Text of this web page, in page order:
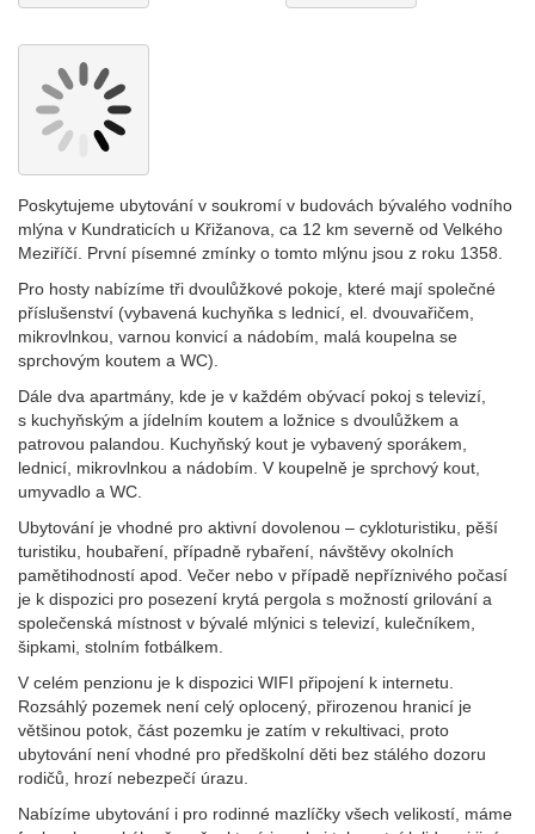
Poskytujeme ubytování v soukromí v budovách bývalého vodního
mlýna v Kundraticích u Křižanova, ca 12 km severně od Velkého
Meziříčí. První písemné zmínky o tomto mlýnu jsou z roku 1358.
Pro hosty nabízíme tři dvoulůžkové pokoje, které mají společné
příslušenství (vybavená kuchyňka s lednicí, el. dvouvařičem,
mikrovlnkou, varnou konvicí a nádobím, malá koupelna se
sprchovým koutem a WC).
Dále dva apartmány, kde je v každém obývací pokoj s televizí,
s kuchyňským a jídelním koutem a ložnice s dvoulůžkem a
patrovou palandou. Kuchyňský kout je vybavený sporákem,
lednicí, mikrovlnkou a nádobím. V koupelně je sprchový kout,
umyvadlo a WC.
Ubytování je vhodné pro aktivní dovolenou – cykloturistiku, pěší
turistiku, houbaření, případně rybaření, návštěvy okolních
pamětihodností apod. Večer nebo v případě nepříznivého počasí
je k dispozici pro posezení krytá pergola s možností grilování a
společenská místnost v bývalé mlýnici s televizí, kulečníkem,
šipkami, stolním fotbálkem.
V celém penzionu je k dispozici WIFI připojení k internetu.
Rozsáhlý pozemek není celý oplocený, přirozenou hranicí je
většinou potok, část pozemku je zatím v rekultivaci, proto
ubytování není vhodné pro předškolní děti bez stálého dozoru
rodičů, hrozí nebezpečí úrazu.
Nabízíme ubytování i pro rodinné mazlíčky všech velikostí, máme